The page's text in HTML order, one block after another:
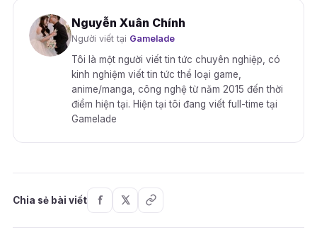
Nguyễn Xuân Chính
Người viết tại Gamelade
Tôi là một người viết tin tức chuyên nghiệp, có
kinh nghiệm viết tin tức thể loại game,
anime/manga, công nghệ từ năm 2015 đến thời
điểm hiện tại. Hiện tại tôi đang viết full-time tại
Gamelade
Chia sẻ bài viết